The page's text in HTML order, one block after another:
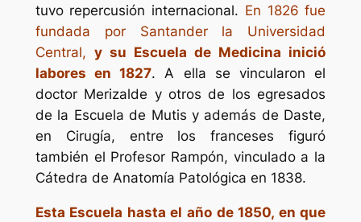
tuvo repercusión internacional. En 1826 fue
fundada por Santander la Universidad
Central, y su Escuela de Medicina inició
labores en 1827. A ella se vincularon el
doctor Merizalde y otros de los egresados
de la Escuela de Mutis y además de Daste,
en Cirugía, entre los franceses figuró
también el Profesor Rampón, vinculado a la
Cátedra de Anatomía Patológica en 1838.
Esta Escuela hasta el año de 1850, en que